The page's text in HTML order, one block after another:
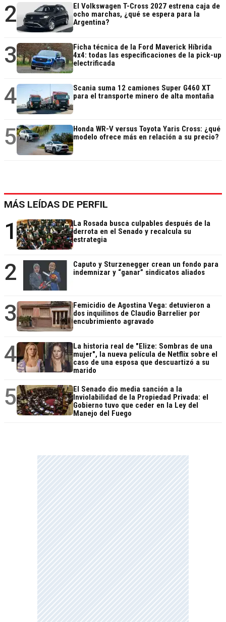
2
El Volkswagen T-Cross 2027 estrena caja de
ocho marchas, ¿qué se espera para la
Argentina?
3
Ficha técnica de la Ford Maverick Híbrida
4x4: todas las especificaciones de la pick-up
electrificada
4
Scania suma 12 camiones Super G460 XT
para el transporte minero de alta montaña
5
Honda WR-V versus Toyota Yaris Cross: ¿qué
modelo ofrece más en relación a su precio?
MÁS LEÍDAS DE PERFIL
1
La Rosada busca culpables después de la
derrota en el Senado y recalcula su
estrategia
2
Caputo y Sturzenegger crean un fondo para
indemnizar y “ganar” sindicatos aliados
3
Femicidio de Agostina Vega: detuvieron a
dos inquilinos de Claudio Barrelier por
encubrimiento agravado
4
La historia real de "Elize: Sombras de una
mujer", la nueva película de Netflix sobre el
caso de una esposa que descuartizó a su
marido
5
El Senado dio media sanción a la
Inviolabilidad de la Propiedad Privada: el
Gobierno tuvo que ceder en la Ley del
Manejo del Fuego